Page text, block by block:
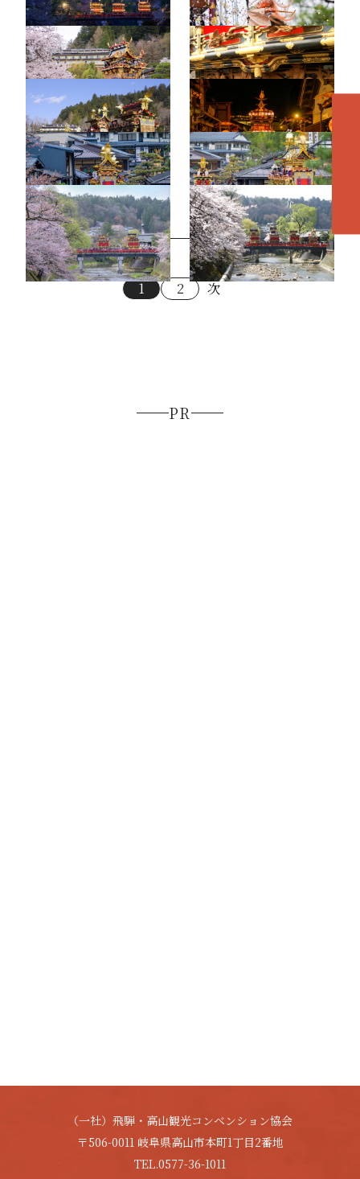
春の高山祭（祭屋台）3 春の高山祭（祭屋台）25
春の高山祭（祭屋台）19 春の高山祭（祭屋台）31
春の高山祭（祭屋台）18 春の高山祭（祭屋台）6
春の高山祭（祭屋台）4 春の高山祭（祭屋台）22
1 2 次
各エリアの紹介へ
PR
（一社）飛騨・高山観光コンベンション協会
〒506-0011 岐阜県高山市本町1丁目2番地
TEL.0577-36-1011